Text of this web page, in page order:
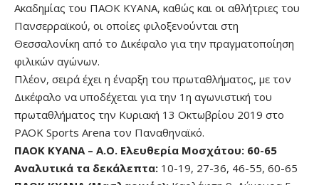
Ακαδημίας του ΠΑΟΚ ΚΥΑΝΑ, καθώς και οι αθλήτριες του
Πανσερραϊκού, οι οποίες φιλοξενούνται στη
Θεσσαλονίκη από το Δικέφαλο για την πραγματοποίηση
φιλικών αγώνων.
Πλέον, σειρά έχει η έναρξη του πρωταθλήματος, με τον
Δικέφαλο να υποδέχεται για την 1η αγωνιστική του
πρωταθλήματος την Κυριακή 13 Οκτωβρίου 2019 στο
PAOK Sports Arena τον Παναθηναϊκό.
ΠΑΟΚ ΚΥΑΝΑ – Α.Ο. Ελευθερία Μοσχάτου: 60-65
Αναλυτικά τα δεκάλεπτα: 10-19, 27-36, 46-55, 60-65